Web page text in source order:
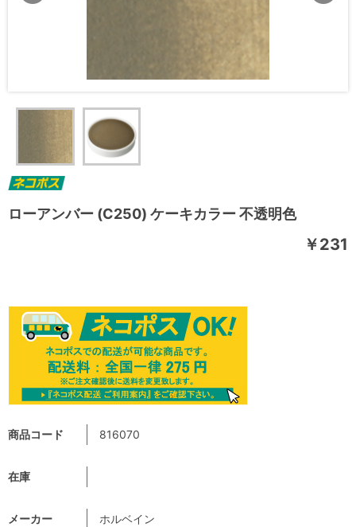
ローアンバー (C250) ケーキカラー 不透明色
￥231
商品コード 816070
在庫
メーカー ホルベイン